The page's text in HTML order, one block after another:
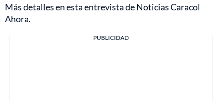
Más detalles en esta entrevista de Noticias Caracol
Ahora.
PUBLICIDAD